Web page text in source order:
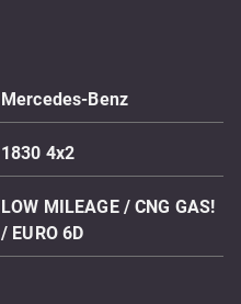
Mercedes-Benz
1830 4x2
LOW MILEAGE / CNG GAS!
/ EURO 6D